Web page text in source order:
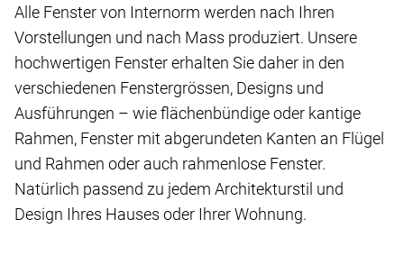
Alle Fenster von Internorm werden nach Ihren
Vorstellungen und nach Mass produziert. Unsere
hochwertigen Fenster erhalten Sie daher in den
verschiedenen Fenstergrössen, Designs und
Ausführungen – wie flächenbündige oder kantige
Rahmen, Fenster mit abgerundeten Kanten an Flügel
und Rahmen oder auch rahmenlose Fenster.
Natürlich passend zu jedem Architekturstil und
Design Ihres Hauses oder Ihrer Wohnung.